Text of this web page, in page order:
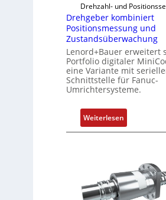
n
i
e
r
t
P
o
t
s
m
Drehzahl- und
Drehgeber kombiniert
Positionsmessung und
Zustandsüberwachung
Lenord+Bauer erweitert
Portfolio digitaler
eine Variante mit
Schnittstelle für Fanuc-
Umrichtersysteme.
Weiterlesen:
D
g
e